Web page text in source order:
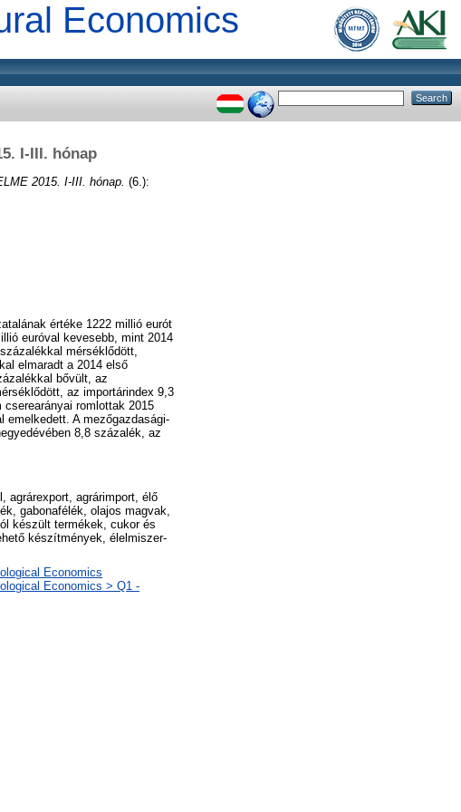
Economics
I-III. hónap
2015. I-III. hónap. (6.):
értéke 1222 millió eurót
euróval kevesebb, mint 2014
mérséklődött,
elmaradt a 2014 első
bővült, az
az importárindex 9,3
romlottak 2015
emelkedett. A mezőgazdasági-
8,8 százalék, az
agrárexport, agrárimport, élő
gabonafélék, olajos magvak,
készült termékek, cukor és
készítmények, élelmiszer-
Economics
Economics > Q1 -